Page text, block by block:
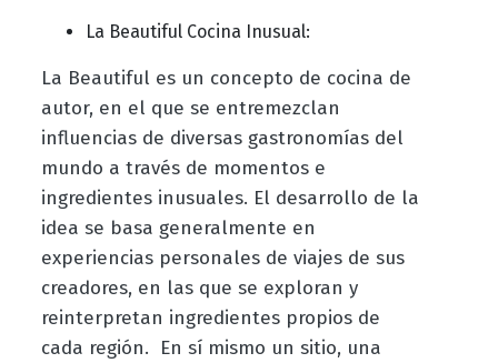
La Beautiful Cocina Inusual:
La Beautiful es un concepto de cocina de
autor, en el que se entremezclan
influencias de diversas gastronomías del
mundo a través de momentos e
ingredientes inusuales. El desarrollo de la
idea se basa generalmente en
experiencias personales de viajes de sus
creadores, en las que se exploran y
reinterpretan ingredientes propios de
cada región. En sí mismo un sitio, una